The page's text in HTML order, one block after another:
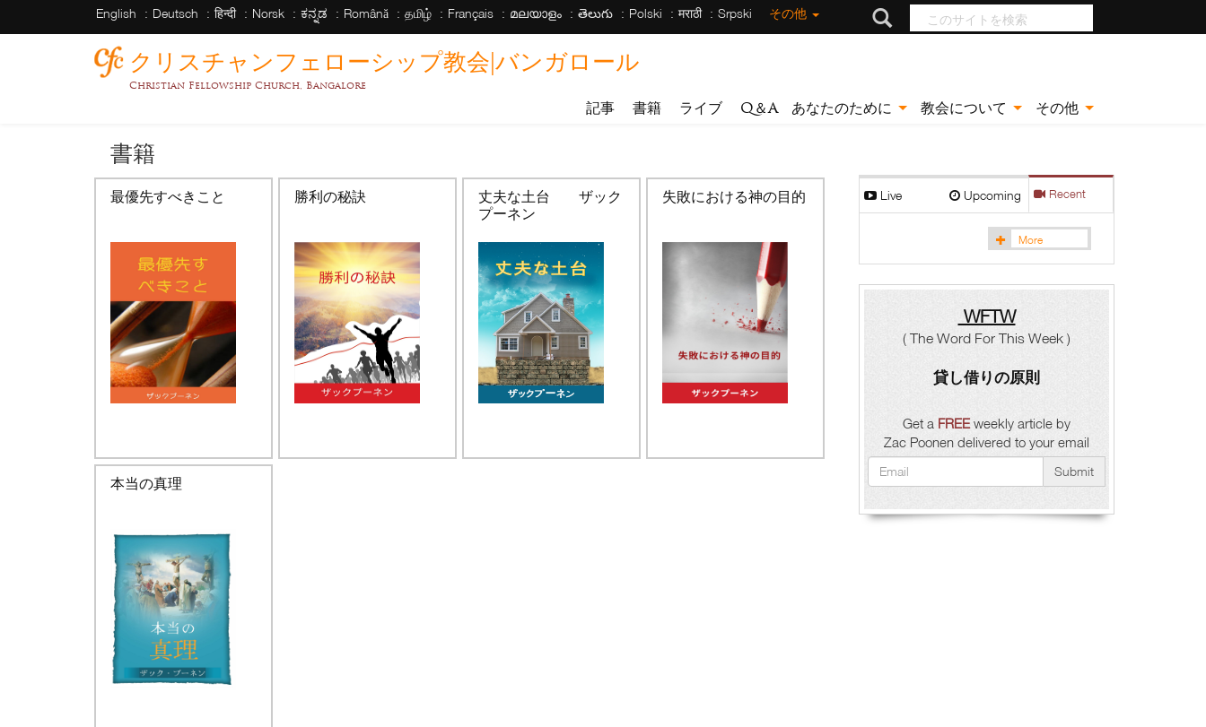
English Deutsch हिन्दी Norsk ಕನ್ನಡ Română தமிழ் Français മലയാളം తెలుగు Polski मराठी Srpski その他 このサイトを検索
クリスチャンフェローシップ教会|バンガロール
Christian Fellowship Church, Bangalore
記事 書籍 ライブ Q＆A あなたのために 教会について その他
書籍
最優先すべきこと 勝利の秘訣
丈夫な土台 ザック
プーネン
失敗における神の目的
本当の真理
Live Upcoming Recent
More
WFTW
( The Word For This Week )
貸し借りの原則
Get a FREEweekly article by
Zac Poonen delivered to your email
Submit